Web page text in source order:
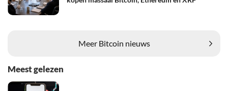
Meer Bitcoin nieuws
Meest gelezen